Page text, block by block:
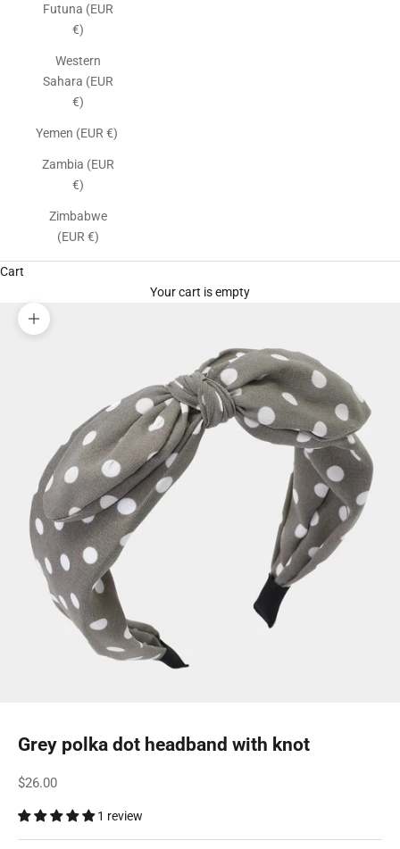
Futuna (EUR
€)
Western
Sahara (EUR
€)
Yemen (EUR €)
Zambia (EUR
€)
Zimbabwe
(EUR €)
Cart
Your cart is empty
Zoom picture
Grey polka dot headband with knot
Sale price
$26.00
1 review